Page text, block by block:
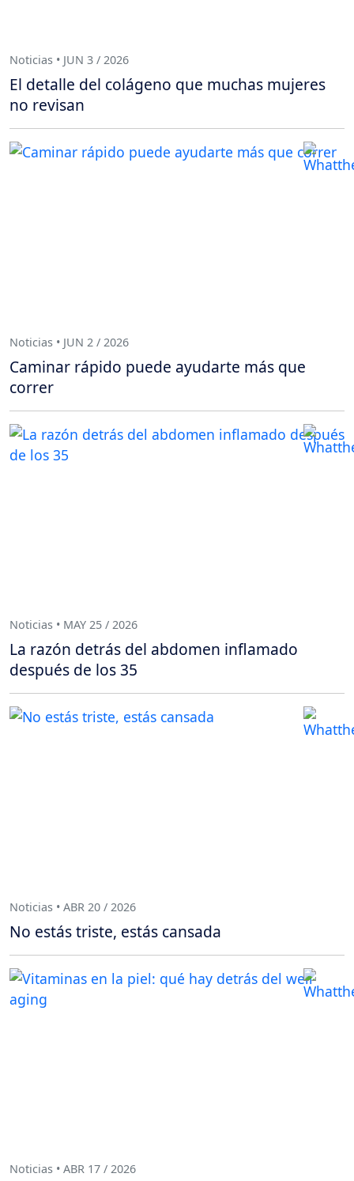
Noticias • JUN 3 / 2026
El detalle del colágeno que muchas mujeres
no revisan
Noticias • JUN 2 / 2026
Caminar rápido puede ayudarte más que
correr
Noticias • MAY 25 / 2026
La razón detrás del abdomen inflamado
después de los 35
Noticias • ABR 20 / 2026
No estás triste, estás cansada
Noticias • ABR 17 / 2026